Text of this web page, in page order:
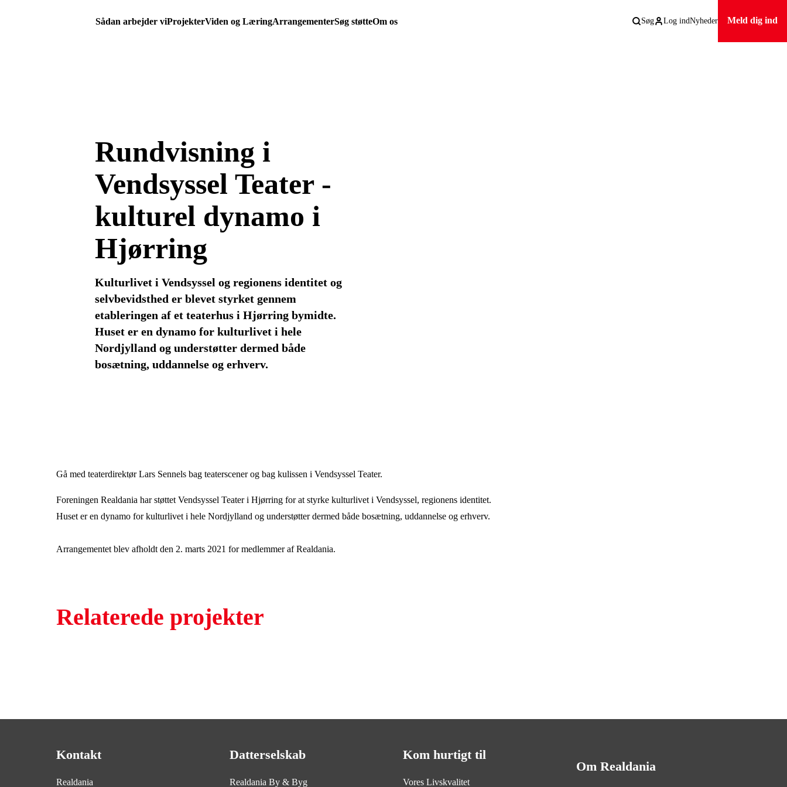
Sådan arbejder viProjekterViden og LæringArrangementerSøg støtteOm os Søg Log indNyheder Meld dig ind
Rundvisning i
Vendsyssel Teater -
kulturel dynamo i
Hjørring
Kulturlivet i Vendsyssel og regionens identitet og
selvbevidsthed er blevet styrket gennem
etableringen af et teaterhus i Hjørring bymidte.
Huset er en dynamo for kulturlivet i hele
Nordjylland og understøtter dermed både
bosætning, uddannelse og erhverv.
Gå med teaterdirektør Lars Sennels bag teaterscener og bag kulissen i Vendsyssel Teater.
Foreningen Realdania har støttet Vendsyssel Teater i Hjørring for at styrke kulturlivet i Vendsyssel, regionens identitet.
Huset er en dynamo for kulturlivet i hele Nordjylland og understøtter dermed både bosætning, uddannelse og erhverv.
Arrangementet blev afholdt den 2. marts 2021 for medlemmer af Realdania.
Relaterede projekter
Kontakt
Realdania
Datterselskab
Realdania By & Byg
Kom hurtigt til
Vores Livskvalitet
Om Realdania